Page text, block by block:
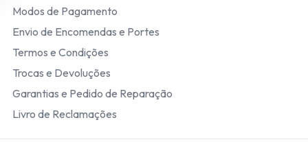
Modos de Pagamento
Envio de Encomendas e Portes
Termos e Condições
Trocas e Devoluções
Garantias e Pedido de Reparação
Livro de Reclamações